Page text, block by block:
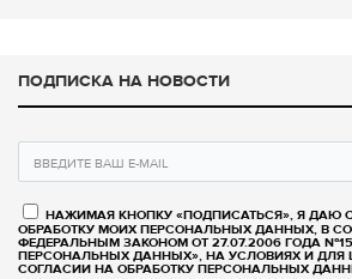
ПОДПИСКА НА НОВОСТИ
НАЖИМАЯ КНОПКУ «ПОДПИСАТЬСЯ», Я ДАЮ
ОБРАБОТКУ МОИХ ПЕРСОНАЛЬНЫХ ДАННЫХ, В
ФЕДЕРАЛЬНЫМ ЗАКОНОМ ОТ 27.07.2006 ГОДА
ПЕРСОНАЛЬНЫХ ДАННЫХ», НА УСЛОВИЯХ И ДЛЯ
СОГЛАСИИ НА ОБРАБОТКУ ПЕРСОНАЛЬНЫХ